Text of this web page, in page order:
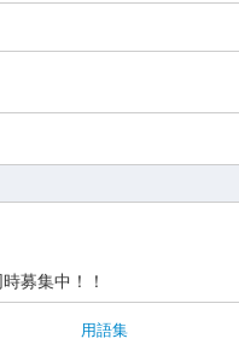
募集中！！
用語集